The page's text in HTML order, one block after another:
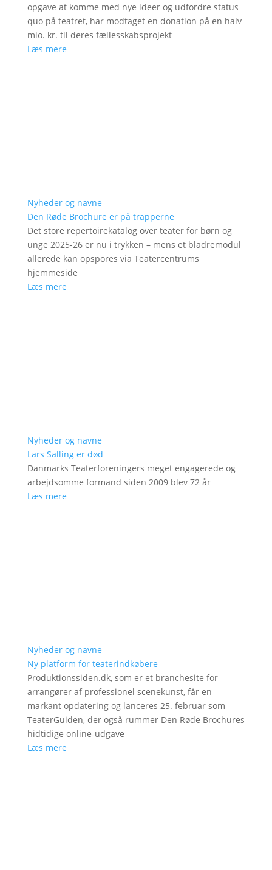
opgave at komme med nye ideer og udfordre status
quo på teatret, har modtaget en donation på en halv
mio. kr. til deres fællesskabsprojekt
Læs mere
Nyheder og navne
Den Røde Brochure er på trapperne
Det store repertoirekatalog over teater for børn og
unge 2025-26 er nu i trykken – mens et bladremodul
allerede kan opspores via Teatercentrums
hjemmeside
Læs mere
Nyheder og navne
Lars Salling er død
Danmarks Teaterforeningers meget engagerede og
arbejdsomme formand siden 2009 blev 72 år
Læs mere
Nyheder og navne
Ny platform for teaterindkøbere
Produktionssiden.dk, som er et branchesite for
arrangører af professionel scenekunst, får en
markant opdatering og lanceres 25. februar som
TeaterGuiden, der også rummer Den Røde Brochures
hidtidige online-udgave
Læs mere